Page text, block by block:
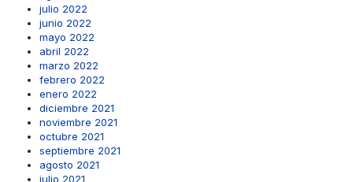
julio 2022
junio 2022
mayo 2022
abril 2022
marzo 2022
febrero 2022
enero 2022
diciembre 2021
noviembre 2021
octubre 2021
septiembre 2021
agosto 2021
julio 2021